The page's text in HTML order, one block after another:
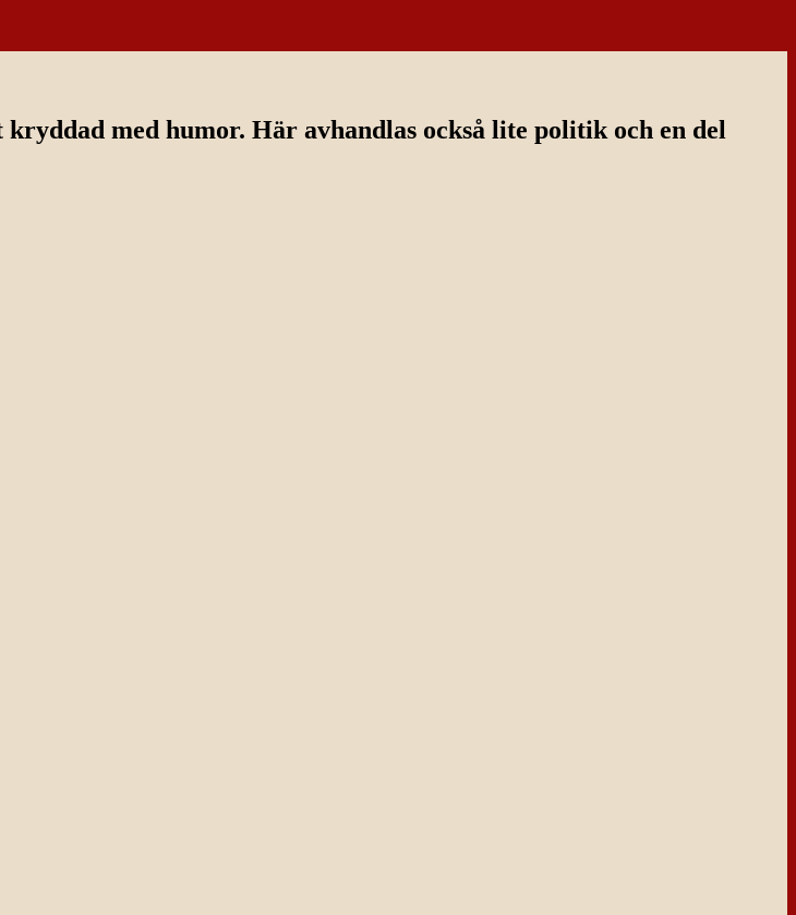
med humor. Här avhandlas också lite politik och en del